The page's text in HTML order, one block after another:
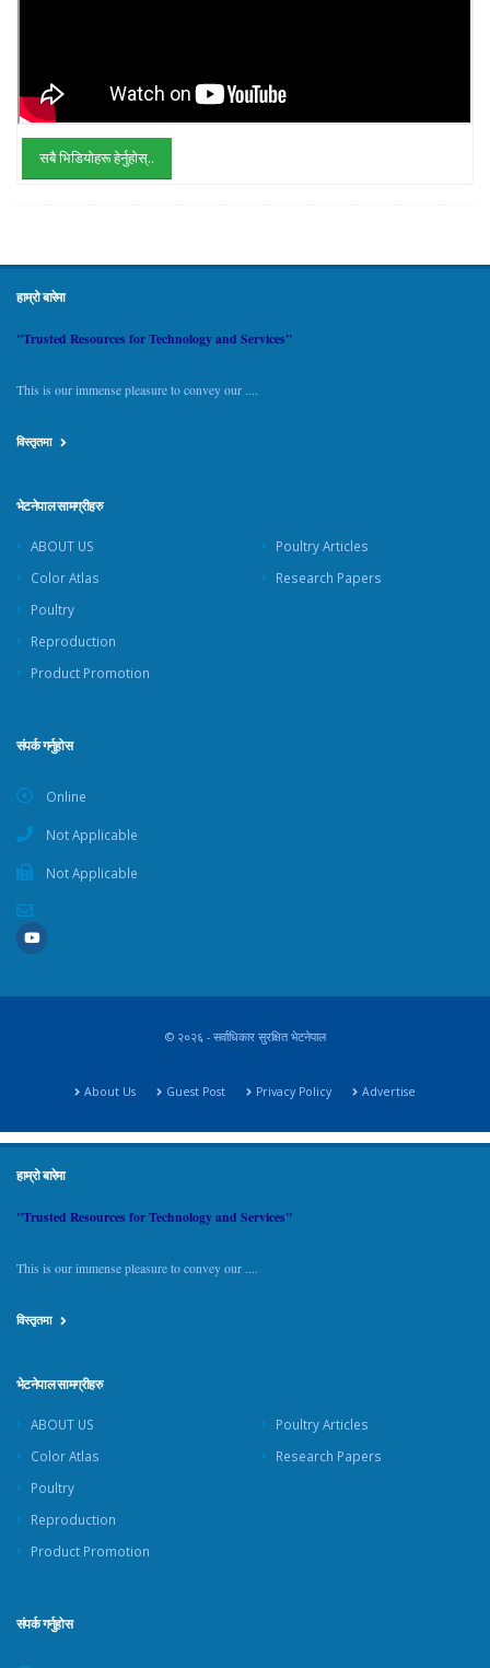
सबै भिडियोहरू हेर्नुहोस्..
हाम्रो बारेमा
"Trusted Resources for Technology and Services"
This is our immense pleasure to convey our ....
विस्तृतमा
भेटनेपाल सामग्रीहरु
ABOUT US
Color Atlas
Poultry
Reproduction
Product Promotion
Poultry Articles
Research Papers
संपर्क गर्नुहोस
Online
Not Applicable
Not Applicable
© २०२६ - सर्वाधिकार सुरक्षित भेटनेपाल
About Us Guest Post Privacy Policy Advertise
हाम्रो बारेमा
"Trusted Resources for Technology and Services"
This is our immense pleasure to convey our ....
विस्तृतमा
भेटनेपाल सामग्रीहरु
ABOUT US
Color Atlas
Poultry
Reproduction
Product Promotion
Poultry Articles
Research Papers
संपर्क गर्नुहोस